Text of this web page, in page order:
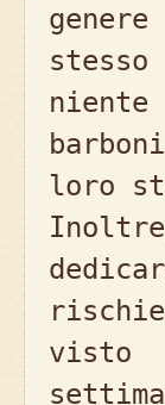
niente
loro
visto